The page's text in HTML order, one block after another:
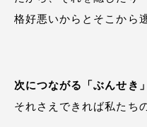
格好悪いからとそこから
次につながる「ぶんせき
それさえできれば私たち